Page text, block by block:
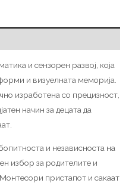
и сензорен развој, која
и визуелната меморија.
изработена со прецизност,
начин за децата да
и независноста на
избор за родителите и
пристапот и сакаат